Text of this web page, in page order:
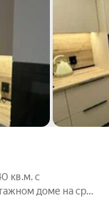
кв.м. с
доме на срок